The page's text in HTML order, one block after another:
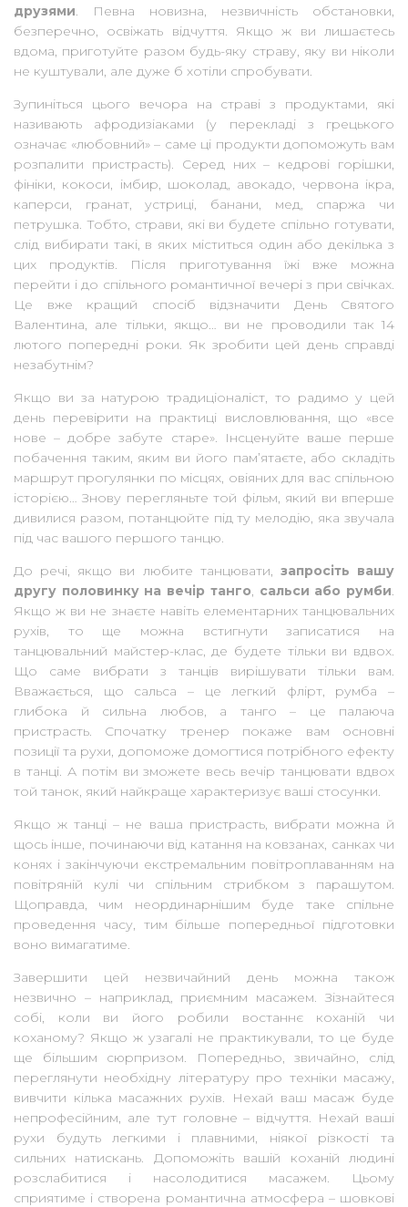
друзями . Певна новизна, незвичність обстановки,
безперечно, освіжать відчуття. Якщо ж ви лишаєтесь
вдома, приготуйте разом будь-яку страву, яку ви ніколи
не куштували, але дуже б хотіли спробувати.
Зупиніться цього вечора на страві з продуктами, які
називають афродизіаками (у перекладі з грецького
означає «любовний» – саме ці продукти допоможуть вам
розпалити пристрасть). Серед них – кедрові горішки,
фініки, кокоси, імбир, шоколад, авокадо, червона ікра,
каперси, гранат, устриці, банани, мед, спаржа чи
петрушка. Тобто, страви, які ви будете спільно готувати,
слід вибирати такі, в яких міститься один або декілька з
цих продуктів. Після приготування їжі вже можна
перейти і до спільного романтичної вечері з при свічках.
Це вже кращий спосіб відзначити День Святого
Валентина, але тільки, якщо… ви не проводили так 14
лютого попередні роки. Як зробити цей день справді
незабутнім?
Якщо ви за натурою традиціоналіст, то радимо у цей
день перевірити на практиці висловлювання, що «все
нове – добре забуте старе». Інсценуйте ваше перше
побачення таким, яким ви його пам’ятаєте, або складіть
маршрут прогулянки по місцях, овіяних для вас спільною
історією… Знову перегляньте той фільм, який ви вперше
дивилися разом, потанцюйте під ту мелодію, яка звучала
під час вашого першого танцю.
До речі, якщо ви любите танцювати, запросіть вашу
другу половинку на вечір танго
сальси або румби
Якщо ж ви не знаєте навіть елементарних танцювальних
рухів, то ще можна встигнути записатися на
танцювальний майстер-клас, де будете тільки ви вдвох.
Що саме вибрати з танців вирішувати тільки вам.
Вважається, що сальса – це легкий флірт, румба –
глибока й сильна любов, а танго – це палаюча
пристрасть. Спочатку тренер покаже вам основні
позиції та рухи, допоможе домогтися потрібного ефекту
в танці. А потім ви зможете весь вечір танцювати вдвох
той танок, який найкраще характеризує ваші стосунки.
Якщо ж танці – не ваша пристрасть, вибрати можна й
щось інше, починаючи від катання на ковзанах, санках чи
конях і закінчуючи екстремальним повітроплаванням на
повітряній кулі чи спільним стрибком з парашутом.
Щоправда, чим неординарнішим буде таке спільне
проведення часу, тим більше попередньої підготовки
воно вимагатиме.
Завершити цей незвичайний день можна також
незвично – наприклад, приємним масажем. Зізнайтеся
собі, коли ви його робили востаннє коханій чи
коханому? Якщо ж узагалі не практикували, то це буде
ще більшим сюрпризом. Попередньо, звичайно, слід
переглянути необхідну літературу про техніки масажу,
вивчити кілька масажних рухів. Нехай ваш масаж буде
непрофесійним, але тут головне – відчуття. Нехай ваші
рухи будуть легкими і плавними, ніякої різкості та
сильних натискань. Допоможіть вашій коханій людині
розслабитися і насолодитися масажем. Цьому
сприятиме і створена романтична атмосфера – шовкові